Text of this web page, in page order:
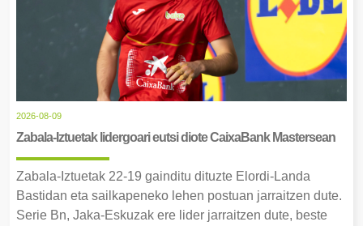
2026-08-09
Zabala-Iztuetak lidergoari eutsi diote CaixaBank Mastersean
Zabala-Iztuetak 22-19 gainditu dituzte Elordi-Landa
Bastidan eta sailkapeneko lehen postuan jarraitzen dute.
Serie Bn, Jaka-Eskuzak ere lider jarraitzen dute, beste